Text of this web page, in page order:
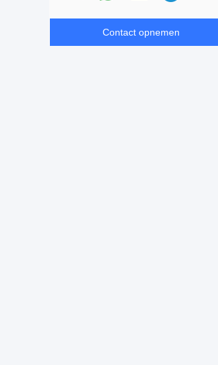
Contact opnemen